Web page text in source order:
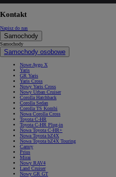
Kontakt
Napisz do nas
Samochody
Samochody
Samochody osobowe
Nowe Aygo X
Yaris
GR Yaris
Yaris Cross
Nowy Yaris Cross
Nowy Urban Cruiser
Corolla Hatchback
Corolla Sedan
Corolla TS Kombi
Nowa Corolla Cross
Toyota C-HR
Toyota C-HR Plug-in
Nowa Toyota C-HR+
Nowa Toyota bZ4X
Nowa Toyota bZ4X Touring
Camry
Prius
Mirai
Nowy RAV4
Land Cruiser
Nowy GR GT